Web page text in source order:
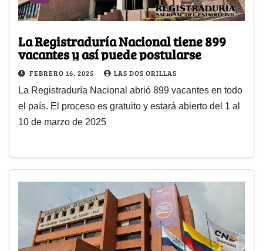
La Registraduría Nacional tiene 899
vacantes y así puede postularse
FEBRERO 16, 2025 LAS DOS ORILLAS
La Registraduría Nacional abrió 899 vacantes en todo
el país. El proceso es gratuito y estará abierto del 1 al
10 de marzo de 2025